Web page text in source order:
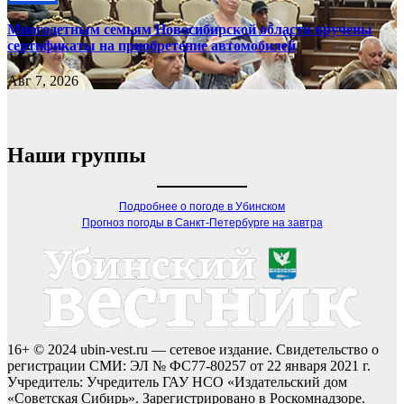
Многодетным семьям Новосибирской области вручены
сертификаты на приобретение автомобилей
Авг 7, 2026
Наши группы
Подробнее о погоде в Убинском
Прогноз погоды в Санкт-Петербурге на завтра
16+ © 2024 ubin-vest.ru — сетевое издание. Свидетельство о
регистрации СМИ: ЭЛ № ФС77-80257 от 22 января 2021 г.
Учредитель: Учредитель ГАУ НСО «Издательский дом
«Советская Сибирь». Зарегистрировано в Роскомнадзоре.